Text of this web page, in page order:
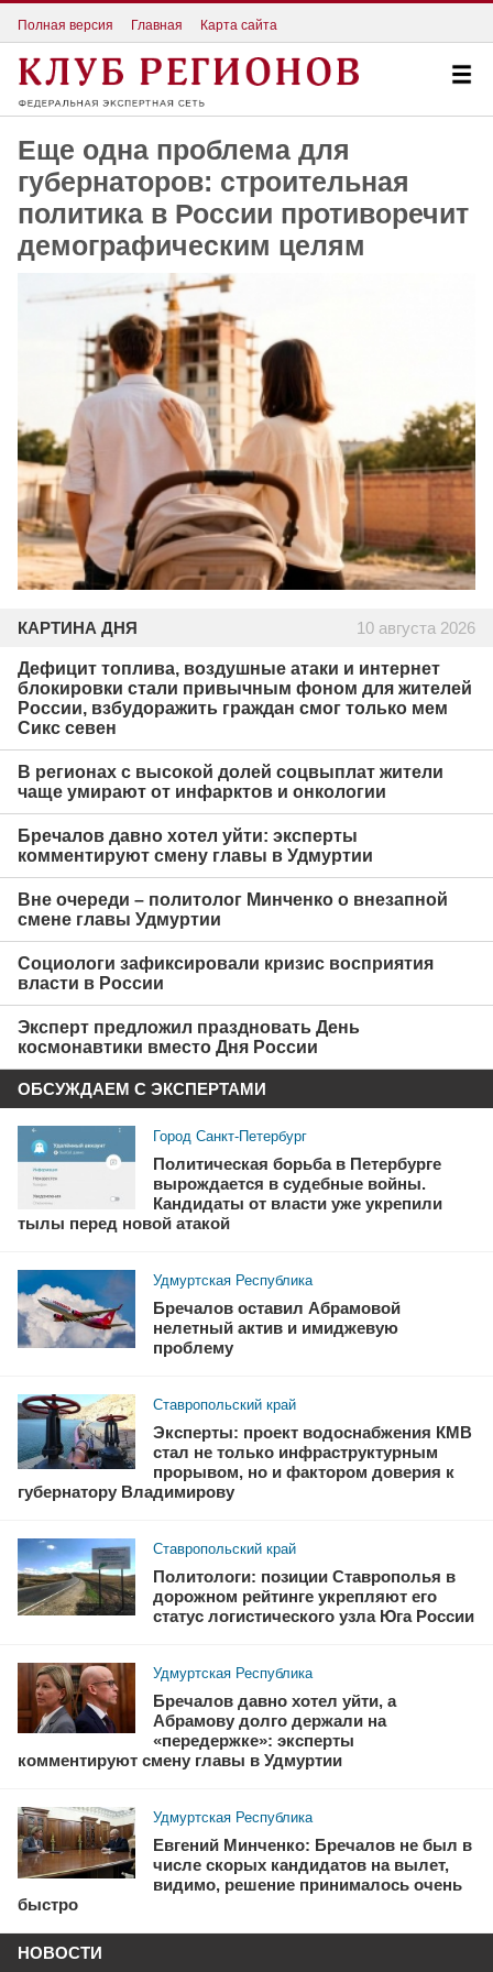
Полная версия Главная Карта сайта
Еще одна проблема для
губернаторов: строительная
политика в России противоречит
демографическим целям
КАРТИНА ДНЯ 10 августа 2026
Дефицит топлива, воздушные атаки и интернет
блокировки стали привычным фоном для жителей
России, взбудоражить граждан смог только мем
Сикс севен
В регионах с высокой долей соцвыплат жители
чаще умирают от инфарктов и онкологии
Бречалов давно хотел уйти: эксперты
комментируют смену главы в Удмуртии
Вне очереди – политолог Минченко о внезапной
смене главы Удмуртии
Социологи зафиксировали кризис восприятия
власти в России
Эксперт предложил праздновать День
космонавтики вместо Дня России
ОБСУЖДАЕМ С ЭКСПЕРТАМИ
Город Санкт-Петербург
Политическая борьба в Петербурге
вырождается в судебные войны.
Кандидаты от власти уже укрепили
тылы перед новой атакой
Удмуртская Республика
Бречалов оставил Абрамовой
нелетный актив и имиджевую
проблему
Ставропольский край
Эксперты: проект водоснабжения КМВ
стал не только инфраструктурным
прорывом, но и фактором доверия к
губернатору Владимирову
Ставропольский край
Политологи: позиции Ставрополья в
дорожном рейтинге укрепляют его
статус логистического узла Юга России
Удмуртская Республика
Бречалов давно хотел уйти, а
Абрамову долго держали на
«передержке»: эксперты
комментируют смену главы в Удмуртии
Удмуртская Республика
Евгений Минченко: Бречалов не был в
числе скорых кандидатов на вылет,
видимо, решение принималось очень
быстро
НОВОСТИ